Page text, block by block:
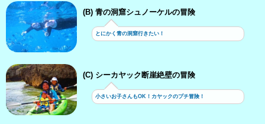
(B) 青の洞窟シュノーケルの冒険
とにかく青の洞窟行きたい！
(C) シーカヤック断崖絶壁の冒険
小さいお子さんもOK！カヤックのプチ冒険！